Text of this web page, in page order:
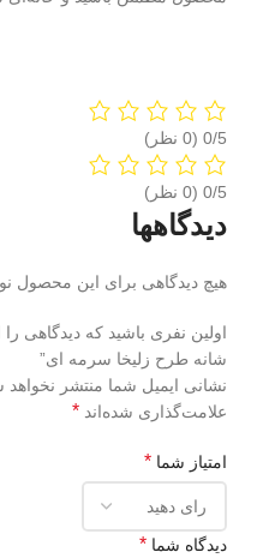
‫0/5
‫0/5
دیدگاهها
هیچ دیدگاهی برای این محصول
شانه طرح زلیخا سرمه ای”
نشانی ایمیل شما منتشر نخواهد
علامت‌گذاری شده‌اند *
امتیاز شما *
دیدگاه شما *